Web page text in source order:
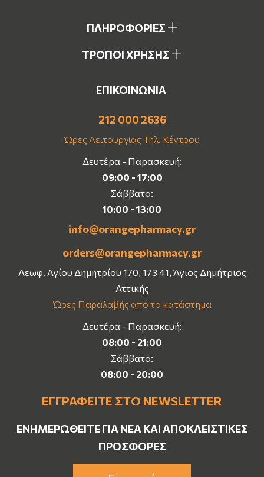
ΠΛΗΡΟΦΟΡΙΕΣ
ΤΡΟΠΟΙ ΧΡΗΣΗΣ
ΕΠΙΚΟΙΝΩΝΙΑ
212 000 2636
Ώρες Λειτουργίας Τηλ. Κέντρου
Δευτέρα - Παρασκευή:
09:00 - 17:00
Σάββατο:
10:00 - 13:00
info@orangepharmacy.gr
orders@orangepharmacy.gr
Λεωφ. Αγίου Δημητρίου 170, 173 41, Άγιος Δημήτριος
Αττικής
Ώρες Παραλαβής από το κατάστημα
Δευτέρα - Παρασκευή:
08:00 - 21:00
Σάββατο:
08:00 - 20:00
ΕΓΓΡΑΦΕΊΤΕ ΣΤΟ NEWSLETTER
ΕΝΗΜΕΡΩΘΕΊΤΕ ΓΙΑ ΝΈΑ ΚΑΙ ΑΠΟΚΛΕΙΣΤΙΚΈΣ
ΠΡΟΣΦΟΡΈΣ